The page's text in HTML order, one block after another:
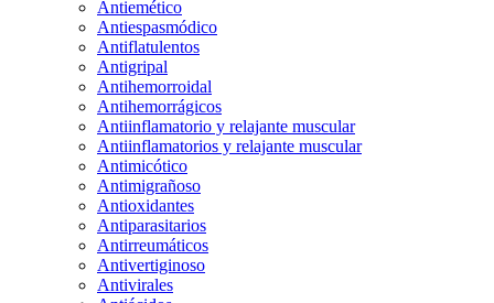
Antiemético
Antiespasmódico
Antiflatulentos
Antigripal
Antihemorroidal
Antihemorrágicos
Antiinflamatorio y relajante muscular
Antiinflamatorios y relajante muscular
Antimicótico
Antimigrañoso
Antioxidantes
Antiparasitarios
Antirreumáticos
Antivertiginoso
Antivirales